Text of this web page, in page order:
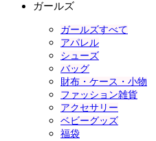
ガールズ
ガールズすべて
アパレル
シューズ
バッグ
財布・ケース・小物
ファッション雑貨
アクセサリー
ベビーグッズ
福袋